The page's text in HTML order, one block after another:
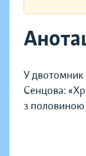
У двотомник
Сенцова:
з половиною